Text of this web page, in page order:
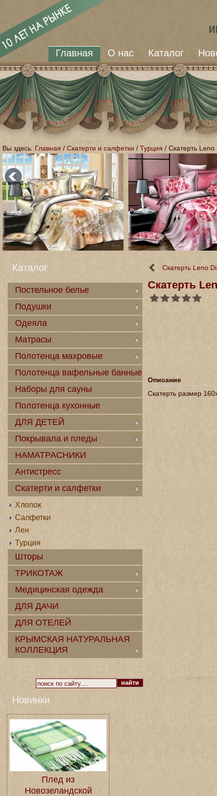
Главная О нас Каталог
Вы здесь: Главная / Скатерти и салфетки / Турция / Скатерть Leno
Скатерть Leno
Скатерть
Описание
Скатерть размер
Каталог
Постельное белье
Подушки
Одеяла
Матрасы
Полотенца махровые
Полотенца вафельные банные
Наборы для сауны
Полотенца кухонные
ДЛЯ ДЕТЕЙ
Покрывала и пледы
НАМАТРАСНИКИ
Антистресс
Скатерти и салфетки
Хлопок
Салфетки
Лен
Турция
Шторы
ТРИКОТАЖ
Медицинская одежда
ДЛЯ ДАЧИ
ДЛЯ ОТЕЛЕЙ
КРЫМСКАЯ НАТУРАЛЬНАЯ
КОЛЛЕКЦИЯ
Новинки
Плед из
Новозеландской